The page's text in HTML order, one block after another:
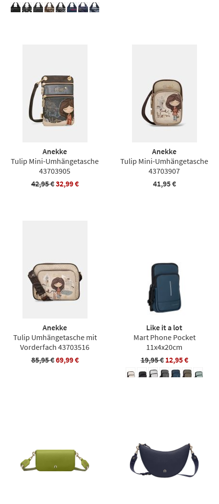
Anekke
Tulip Mini-Umhängetasche
43703905
42,95 €32,99 €
Anekke
Tulip Mini-Umhängetasche
43703907
41,95 €
Anekke
Tulip Umhängetasche mit
Vorderfach 43703516
85,95 €69,99 €
Like it a lot
Mart Phone Pocket
11x4x20cm
19,95 € 12,95 €